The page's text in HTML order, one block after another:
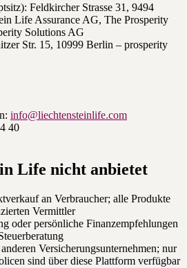
Feldkircher Strasse 31, 9494
Life Assurance AG, The Prosperity
Solutions AG
Str. 15, 10999 Berlin – prosperity
info@liechtensteinlife.com
40
Life nicht anbietet
an Verbraucher; alle Produkte
Vermittler
oder persönliche Finanzempfehlungen
Versicherungsunternehmen; nur
sind über diese Plattform verfügbar